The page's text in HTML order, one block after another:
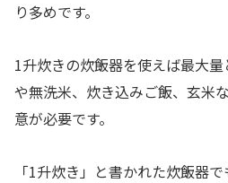
り多めです。
1升炊きの炊飯器を使えば最大
や無洗米、炊き込みご飯、玄米
意が必要です。
「1升炊き」と書かれた炊飯器